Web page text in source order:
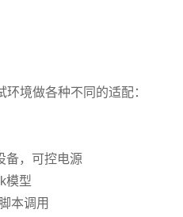
境做各种不同的适配：
备，可控电源
模型
本调用